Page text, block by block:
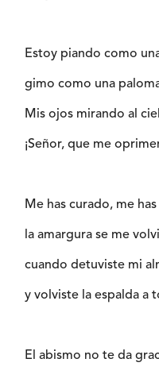
Estoy piando como
gimo como una
Mis ojos mirando al
¡Señor, que me
Me has curado, me
la amargura se me
cuando detuviste mi
y volviste la espalda a
El abismo no te da